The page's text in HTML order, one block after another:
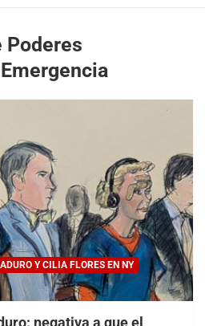
Poderes
Y CILIA FLORES EN NY
negativa a que el